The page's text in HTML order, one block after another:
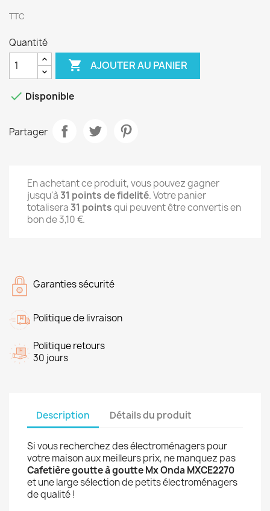
TTC
Quantité
 AJOUTER AU PANIER
 Disponible
Partager
En achetant ce produit, vous pouvez gagner
jusqu'à31 points de fidelité. Votre panier
totalisera31 pointsqui peuvent être convertis en
bon de3,10 €.
Garanties sécurité
Politique de livraison
Politique retours
30 jours
Description Détails du produit
Si vous recherchez des électroménagers pour
votre maison aux meilleurs prix, ne manquez pas
Cafetière goutte à goutte Mx Onda MXCE2270
et une large sélection de petits électroménagers
de qualité !